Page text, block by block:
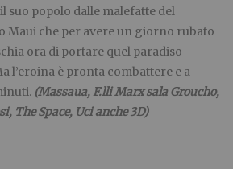
suo popolo dalle malefatte del
Maui che per avere un giorno rubato
ora di portare quel paradiso
l’eroina è pronta combattere e a
(Massaua, F.lli Marx sala Groucho,
The Space, Uci anche 3D)